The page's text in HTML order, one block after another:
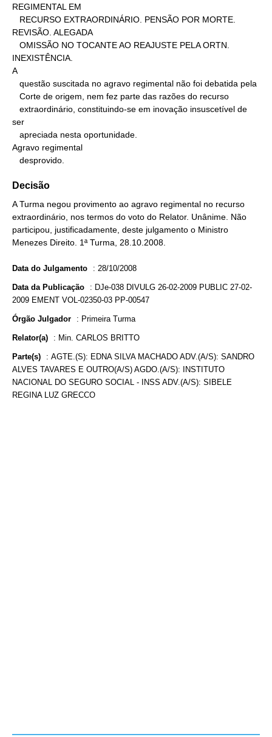
REGIMENTAL EM
REVISÃO. ALEGADA
INEXISTÊNCIA.
A
ser
Agravo regimental
   desprovido.
Decisão
A Turma negou provimento ao agravo regimental no recurso
extraordinário, nos termos do voto do Relator. Unânime. Não
participou, justificadamente, deste julgamento o Ministro
Menezes Direito. 1ª Turma, 28.10.2008.
Data do Julgamento : 28/10/2008
Data da Publicação : DJe-038 DIVULG 26-02-2009 PUBLIC 27-02-
2009 EMENT VOL-02350-03 PP-00547
Órgão Julgador : Primeira Turma
Relator(a) : Min. CARLOS BRITTO
Parte(s) : AGTE.(S): EDNA SILVA MACHADO ADV.(A/S): SANDRO
ALVES TAVARES E OUTRO(A/S) AGDO.(A/S): INSTITUTO
NACIONAL DO SEGURO SOCIAL - INSS ADV.(A/S): SIBELE
REGINA LUZ GRECCO